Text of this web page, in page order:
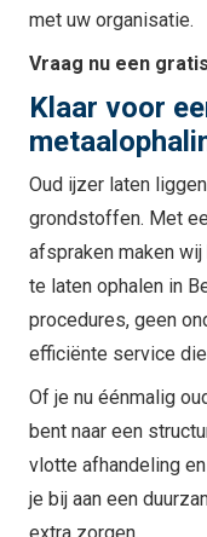
met uw organisatie.
Vraag nu een
Klaar voor
Oud ijzer laten
grondstoffen. Met
afspraken maken
te laten ophalen in
procedures, geen
efficiënte service
Of je nu éénmalig
bent naar een
vlotte afhandeling
je bij aan een
extra zorgen.